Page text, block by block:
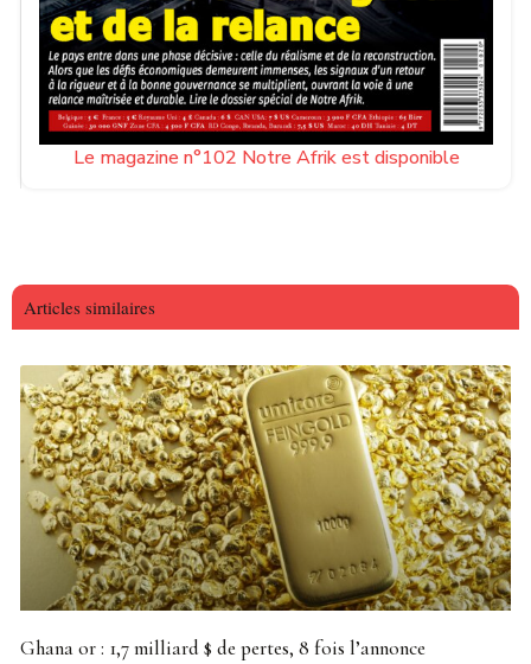
Le magazine n°102 Notre Afrik est disponible
Articles similaires
Ghana or : 1,7 milliard $ de pertes, 8 fois l’annonce